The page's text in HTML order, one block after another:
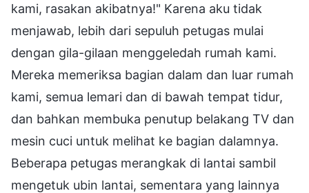
kami, rasakan akibatnya!" Karena aku tidak
menjawab, lebih dari sepuluh petugas mulai
dengan gila-gilaan menggeledah rumah kami.
Mereka memeriksa bagian dalam dan luar rumah
kami, semua lemari dan di bawah tempat tidur,
dan bahkan membuka penutup belakang TV dan
mesin cuci untuk melihat ke bagian dalamnya.
Beberapa petugas merangkak di lantai sambil
mengetuk ubin lantai, sementara yang lainnya